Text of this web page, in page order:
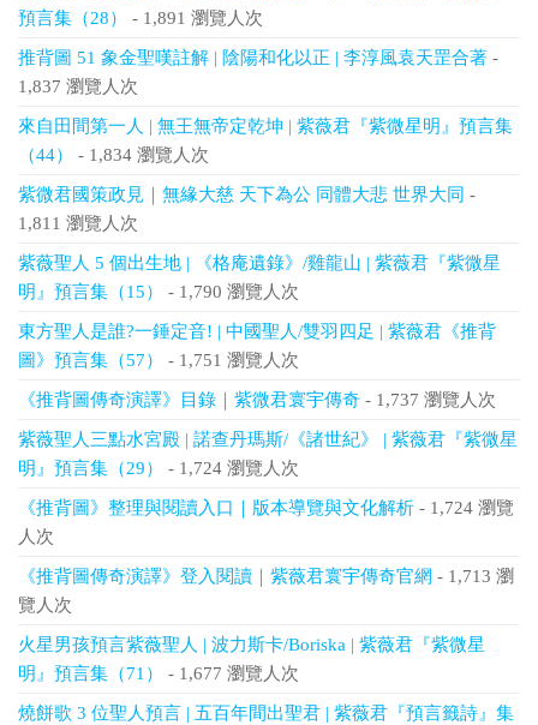
預言集（28）
- 1,891 瀏覽人次
推背圖 51 象金聖嘆註解 | 陰陽和化以正 | 李淳風袁天罡合著 -
1,837 瀏覽人次
來自田間第一人 | 無王無帝定乾坤 | 紫薇君『紫微星明』預言集
（44）
- 1,834 瀏覽人次
紫微君國策政見｜無緣大慈 天下為公 同體大悲 世界大同 -
1,811 瀏覽人次
紫薇聖人 5 個出生地 | 《格庵遺錄》/雞龍山 | 紫薇君『紫微星
明』預言集（15）
- 1,790 瀏覽人次
東方聖人是誰?一錘定音! | 中國聖人/雙羽四足 | 紫薇君《推背
圖》預言集（57）
- 1,751 瀏覽人次
《推背圖傳奇演譯》目錄｜紫微君寰宇傳奇 - 1,737 瀏覽人次
紫薇聖人三點水宮殿 | 諾查丹瑪斯/《諸世紀》 | 紫薇君『紫微星
明』預言集（29）
- 1,724 瀏覽人次
《推背圖》整理與閱讀入口｜版本導覽與文化解析 - 1,724 瀏覽
人次
《推背圖傳奇演譯》登入閱讀｜紫薇君寰宇傳奇官網 - 1,713 瀏
覽人次
火星男孩預言紫薇聖人 | 波力斯卡/Boriska | 紫薇君『紫微星
明』預言集（71）
- 1,677 瀏覽人次
燒餅歌 3 位聖人預言 | 五百年間出聖君 | 紫薇君『預言籤詩』集